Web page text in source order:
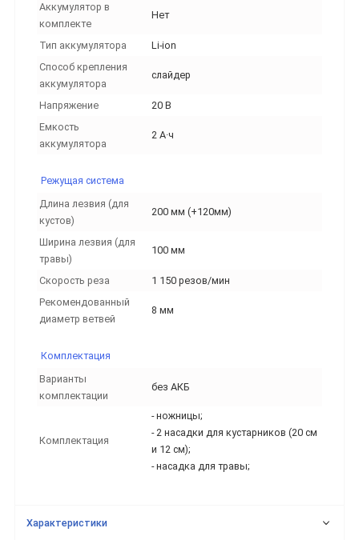
Аккумулятор в
комплекте
Нет
Тип аккумулятора
Li-ion
Способ крепления
аккумулятора
слайдер
Напряжение
20 В
Емкость
аккумулятора
2 А·ч
Режущая система
Длина лезвия (для
кустов)
200 мм (+120мм)
Ширина лезвия (для
травы)
100 мм
Скорость реза
1 150 резов/мин
Рекомендованный
диаметр ветвей
8 мм
Комплектация
Варианты
комплектации
без АКБ
Комплектация
- ножницы;
- 2 насадки для кустарников (20 см
и 12 см);
- насадка для травы;
Характеристики